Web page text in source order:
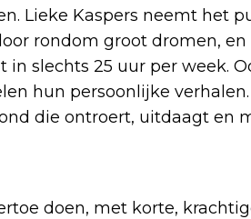
Lieke Kaspers neemt het
rondom groot dromen,
slechts 25 uur per week.
hun persoonlijke
die ontroert, uitdaagt en
doen, met korte,